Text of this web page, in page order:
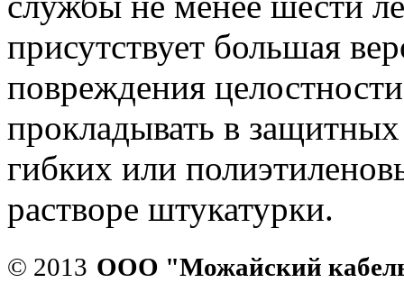
присутствует большая
повреждения
прокладывать в
гибких или
растворе штукатурки.
© 2013 ООО "Можайский